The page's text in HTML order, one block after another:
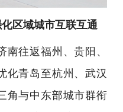
区域城市互联互通
往返福州、贵阳、
化青岛至杭州、武汉
角与中东部城市群衔